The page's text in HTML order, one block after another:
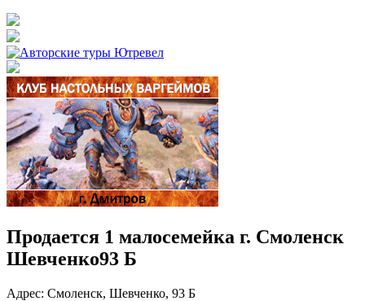
Продается 1 малосемейка г. Смоленск
Шевченко93 Б
Адрес: Смоленск, Шевченко, 93 Б